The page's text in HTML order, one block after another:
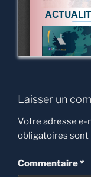
Laisser un
Votre adresse e-
obligatoires sont
Commentaire*